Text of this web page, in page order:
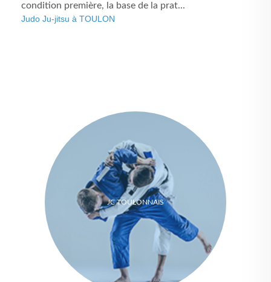
condition première, la base de la prat...
Judo Ju-jitsu à TOULON
JC TOULONNAIS